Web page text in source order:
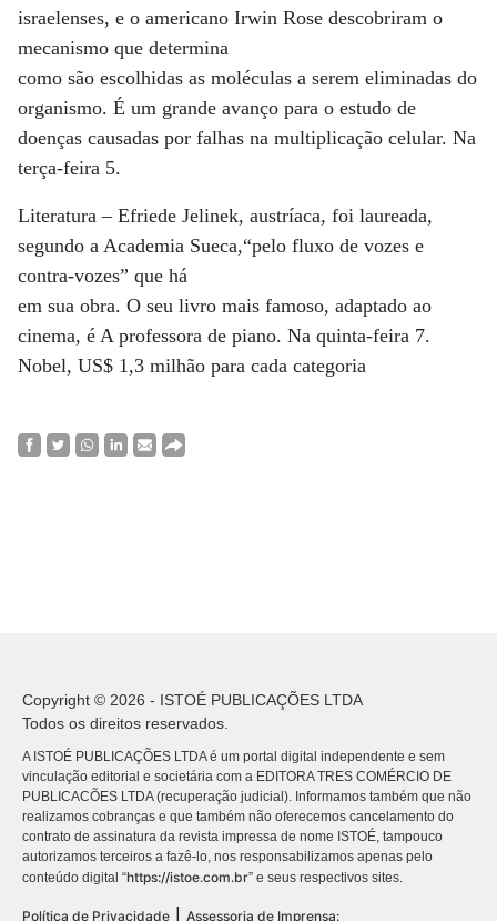
israelenses, e o americano Irwin Rose descobriram o
mecanismo que determina
como são escolhidas as moléculas a serem eliminadas do
organismo. É um grande avanço para o estudo de
doenças causadas por falhas na multiplicação celular. Na
terça-feira 5.
Literatura – Efriede Jelinek, austríaca, foi laureada,
segundo a Academia Sueca,“pelo fluxo de vozes e
contra-vozes” que há
em sua obra. O seu livro mais famoso, adaptado ao
cinema, é A professora de piano. Na quinta-feira 7.
Nobel, US$ 1,3 milhão para cada categoria
Copyright © 2026 - ISTOÉ PUBLICAÇÕES LTDA
Todos os direitos reservados.
A ISTOÉ PUBLICAÇÕES LTDA é um portal digital independente e sem
vinculação editorial e societária com a EDITORA TRES COMÉRCIO DE
PUBLICACÕES LTDA (recuperação judicial). Informamos também que não
realizamos cobranças e que também não oferecemos cancelamento do
contrato de assinatura da revista impressa de nome ISTOÉ, tampouco
autorizamos terceiros a fazê-lo, nos responsabilizamos apenas pelo
conteúdo digital “https://istoe.com.br” e seus respectivos sites.
Política de Privacidade Assessoria de Imprensa: